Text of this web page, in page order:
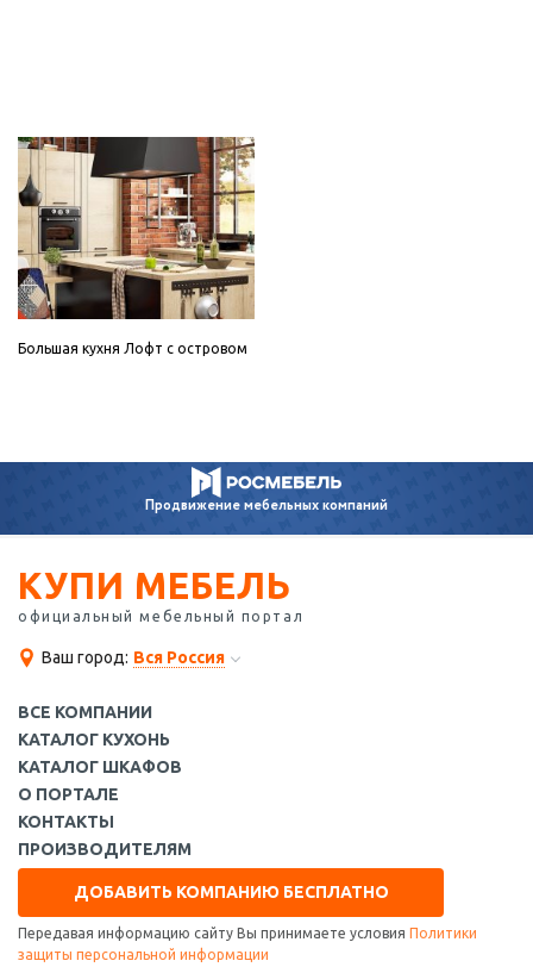
Большая кухня Лофт с островом
Продвижениемебельных компаний
КУПИ МЕБЕЛЬ
официальный мебельный портал
Ваш город: Вся Россия
ВСЕ КОМПАНИИ
КАТАЛОГ КУХОНЬ
КАТАЛОГ ШКАФОВ
О ПОРТАЛЕ
КОНТАКТЫ
ПРОИЗВОДИТЕЛЯМ
ДОБАВИТЬ КОМПАНИЮ БЕСПЛАТНО
Передавая информацию сайту Вы принимаете условия Политики
защиты персональной информации